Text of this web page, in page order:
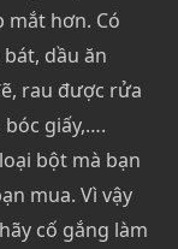
mắt hơn. Có
dầu ăn
rau được rửa
bóc giấy,….
bột mà bạn
mua. Vì vậy
cố gắng làm